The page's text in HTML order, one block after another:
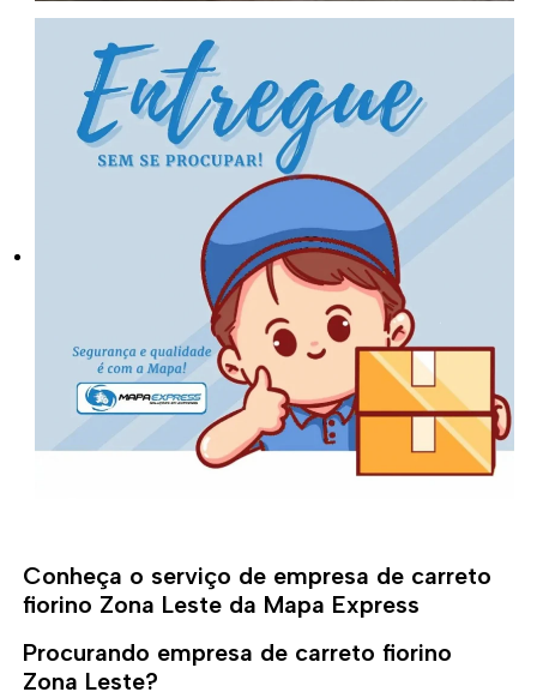
Conheça o serviço de empresa de carreto
fiorino Zona Leste da Mapa Express
Procurando empresa de carreto fiorino
Zona Leste?